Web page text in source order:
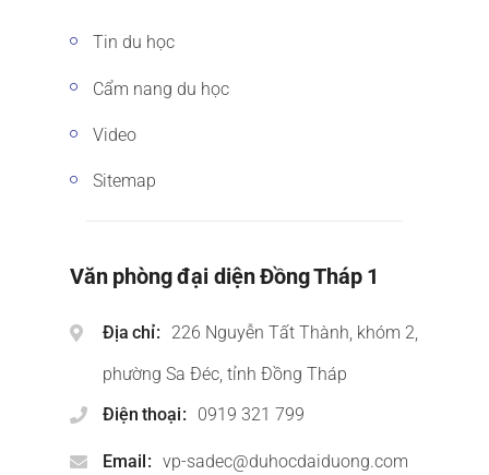
Tin du học
Cẩm nang du học
Video
Sitemap
Văn phòng đại diện Đồng Tháp 1
Địa chỉ
226 Nguyễn Tất Thành, khóm 2,
phường Sa Đéc, tỉnh Đồng Tháp
Điện thoại
0919 321 799
Email vp-sadec@duhocdaiduong.com